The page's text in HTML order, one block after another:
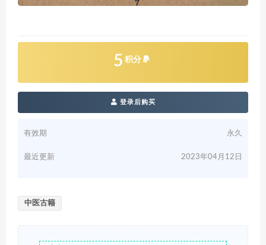
5 积分
登录后购买
有效期 永久
最近更新 2023年04月12日
中医古籍